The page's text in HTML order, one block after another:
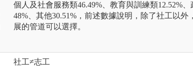
個人及社會服務類46.49%、教育與訓練類12.52%
48%、其他30.51%，前述數據說明，除了社工以外
展的管道可以選擇。
社工≠志工